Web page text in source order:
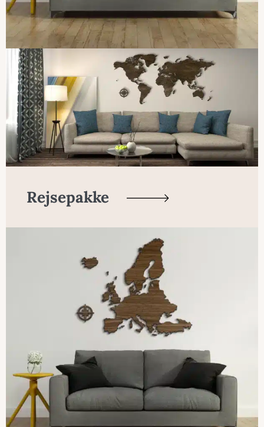
Rejsepakke